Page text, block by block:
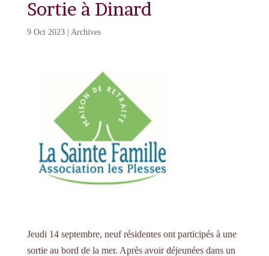
Sortie à Dinard
9 Oct 2023| Archives
Jeudi 14 septembre, neuf résidentes ont participés à une
sortie au bord de la mer. Après avoir déjeunées dans un